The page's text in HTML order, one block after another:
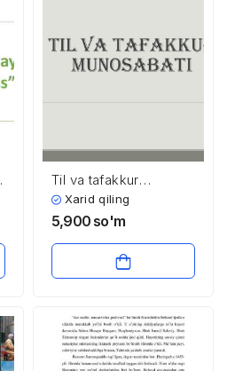
Til va tafakkur
munosabati
Xarid qiling
5,900 so'm